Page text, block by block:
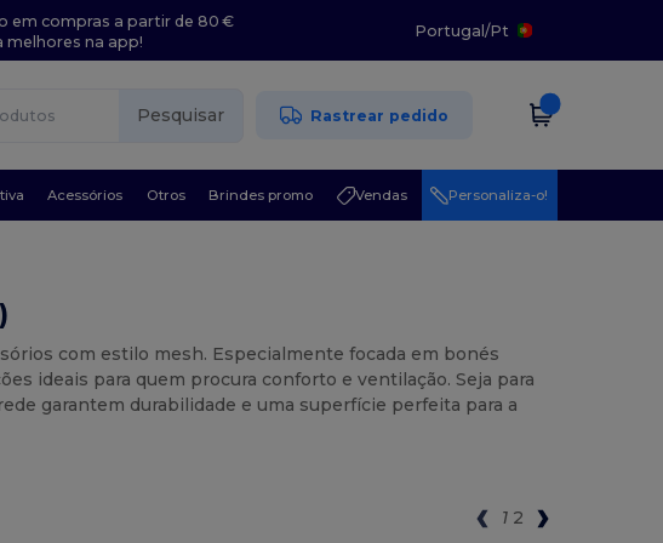
em compras a partir de 80 €
melhores na app!
Portugal/Pt
Pesquisar Rastrear pedido
Acessórios Otros Brindes promo Vendas Personaliza-o!
com estilo mesh. Especialmente focada em bonés
ideais para quem procura conforto e ventilação. Seja para
garantem durabilidade e uma superfície perfeita para a
1 2